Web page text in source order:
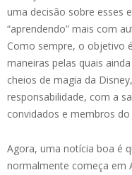
uma decisão sobre esses
“aprendendo” mais com
Como sempre, o objetivo
maneiras pelas quais
cheios de magia da
responsabilidade, com a
convidados e membros
Agora, uma notícia boa é
normalmente começa em